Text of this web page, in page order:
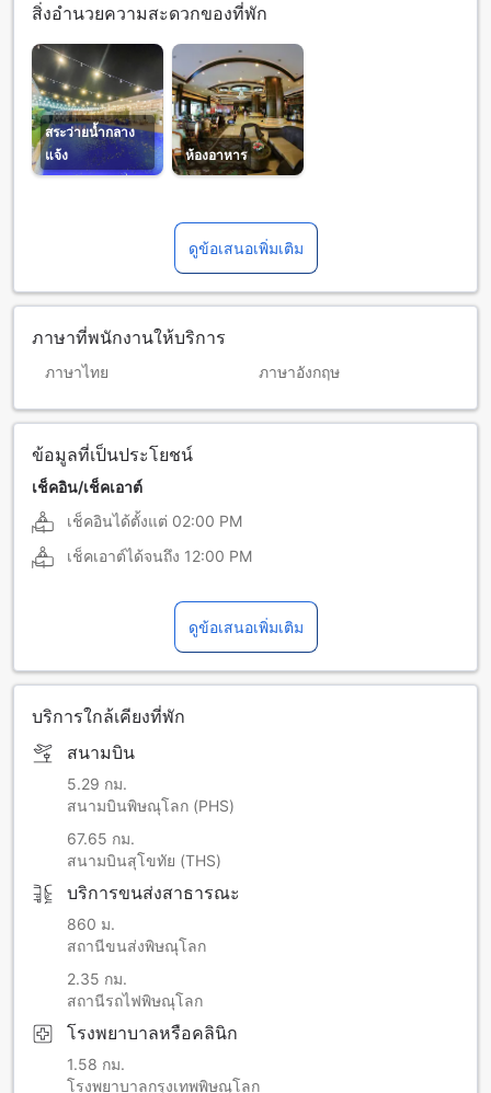
สิ่งอำนวยความสะดวกของที่พัก
สระว่ายน้ำกลาง
แจ้ง
ห้องอาหาร
ดูข้อเสนอเพิ่มเติม
ภาษาที่พนักงานให้บริการ
ภาษาไทย ภาษาอังกฤษ
ข้อมูลที่เป็นประโยชน์
เช็คอิน/เช็คเอาต์
เช็คอินได้ตั้งแต่ 02:00 PM
เช็คเอาต์ได้จนถึง 12:00 PM
ดูข้อเสนอเพิ่มเติม
บริการใกล้เคียงที่พัก
สนามบิน
5.29 กม.
สนามบินพิษณุโลก (PHS)
67.65 กม.
สนามบินสุโขทัย (THS)
บริการขนส่งสาธารณะ
860 ม.
สถานีขนส่งพิษณุโลก
2.35 กม.
สถานีรถไฟพิษณุโลก
โรงพยาบาลหรือคลินิก
1.58 กม.
โรงพยาบาลกรุงเทพพิษณุโลก